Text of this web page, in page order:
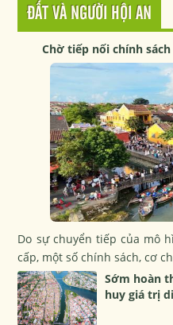
ĐẤT VÀ NGƯỜI HỘI AN
Chờ tiếp nối chính
Do sự chuyển tiếp của mô
cấp, một số chính sách, cơ
Sớm hoàn
huy giá trị